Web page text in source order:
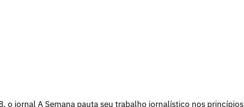
o jornal A Semana pauta seu trabalho jornalístico nos princípios